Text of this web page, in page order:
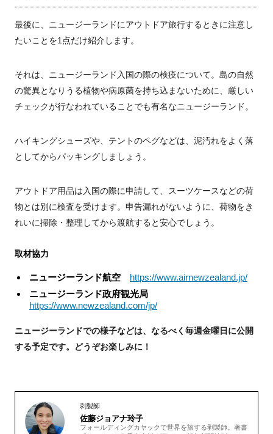
最後に、ニュージーランドにアウトドア旅行するときに注意し
たいことを1点だけ紹介します。
それは、ニュージーランド入国の際の検疫について。島の自然
の驚異となりうる植物や病原菌を持ち込まないために、厳しい
チェックが行なわれていることでも有名なニュージーランド。
ハイキングシューズや、テントのペグなどは、泥汚れをよく落
としてからパッキングしましょう。
アウトドア用品は入国の際に申請して、スーツケースなどの荷
物とは別に検査を受けます。申告漏れがないように、荷物をき
れいに掃除・整理してから渡航すると安心でしょう。
取材協力
ニュージーランド航空
https://www.airnewzealand.jp/
ニュージーランド政府観光局
https://www.newzealand.com/jp/
ニュージーランドでの様子などは、なるべく毎週金曜日に公開
する予定です。どうぞお楽しみに！
剥製師
佐藤ジョアナ玲子
フォールディングカヤックで世界を旅する剥製師。著書